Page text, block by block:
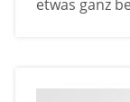
etwas ganz